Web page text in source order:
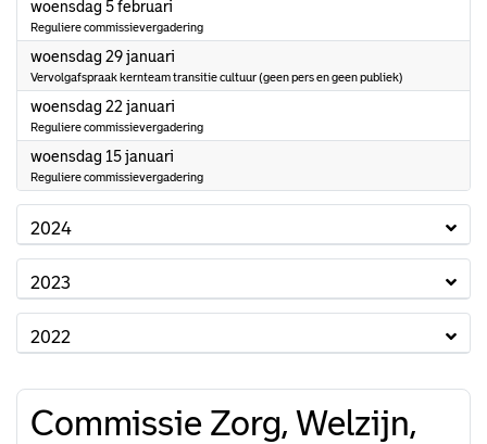
woensdag 5 februari
Reguliere commissievergadering
woensdag 29 januari
Vervolgafspraak kernteam transitie cultuur (geen pers en geen publiek)
woensdag 22 januari
Reguliere commissievergadering
woensdag 15 januari
Reguliere commissievergadering
2024
2023
2022
Commissie Zorg, Welzijn,